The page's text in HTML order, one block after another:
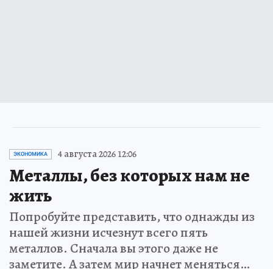
ЭКОНОМИКА 4 августа 2026 12:06
Металлы, без которых нам не
жить
Попробуйте представить, что однажды из
нашей жизни исчезнут всего пять
металлов. Сначала вы этого даже не
заметите. А затем мир начнет меняться…